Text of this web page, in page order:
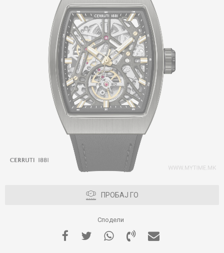
ПРОБАЈ ГО
Сподели